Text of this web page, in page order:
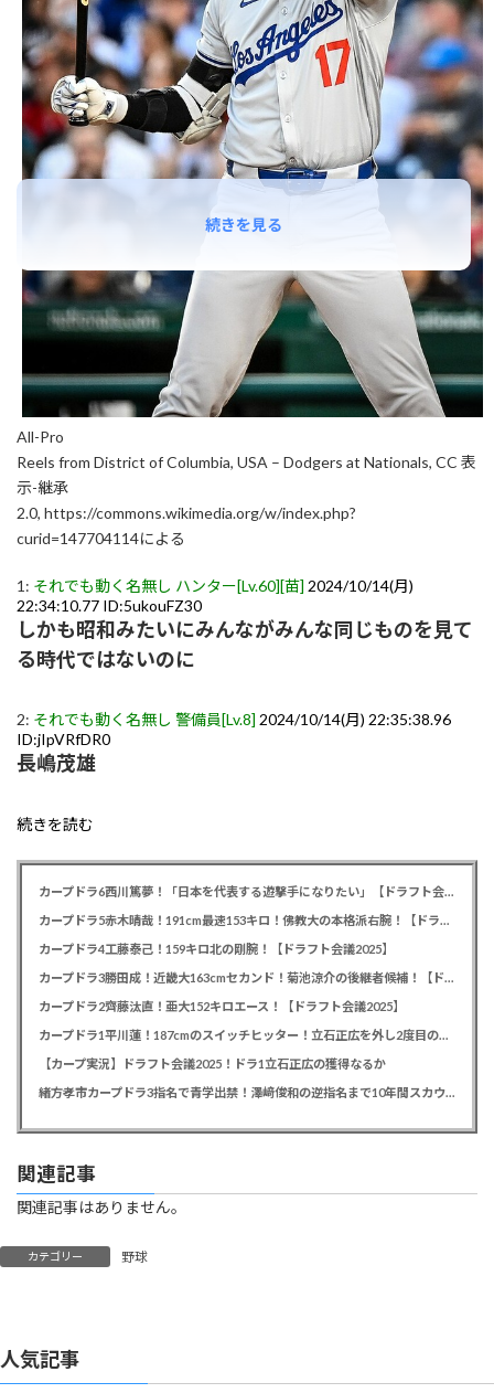
All-Pro
Reels from District of Columbia, USA – Dodgers at Nationals, CC 表
示-継承
2.0, https://commons.wikimedia.org/w/index.php?
curid=147704114による
1: それでも動く名無し ハンター[Lv.60][苗] 2024/10/14(月)
22:34:10.77 ID:5ukouFZ30
しかも昭和みたいにみんながみんな同じものを見て
る時代ではないのに
2: それでも動く名無し 警備員[Lv.8] 2024/10/14(月) 22:35:38.96
ID:jIpVRfDR0
長嶋茂雄
続きを読む
続きを見る
カープドラ6西川篤夢！「日本を代表する遊撃手になりたい」【ドラフト会議2025】
カープドラ5赤木晴哉！191cm最速153キロ！佛教大の本格派右腕！【ドラフト会議2025】
カープドラ4工藤泰己！159キロ北の剛腕！【ドラフト会議2025】
カープドラ3勝田成！近畿大163cmセカンド！菊池涼介の後継者候補！【ドラフト会議2025】
カープドラ2齊藤汰直！亜大152キロエース！【ドラフト会議2025】
カープドラ1平川蓮！187cmのスイッチヒッター！立石正広を外し2度目の重複も新井監督がクジを引き当てる！【ドラフト会議2025】
【カープ実況】ドラフト会議2025！ドラ1立石正広の獲得なるか
緒方孝市カープドラ3指名で青学出禁！澤﨑俊和の逆指名まで10年間スカウト出禁
関連記事
関連記事はありません。
カテゴリー 野球
人気記事